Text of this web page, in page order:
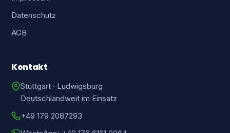
Datenschutz
AGB
Kontakt
Stuttgart · Ludwigsburg
Deutschlandweit im Einsatz
+49 179 2087293